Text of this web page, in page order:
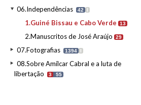
06.Independências 42 I
1.Guiné Bissau e Cabo Verde 13
2.Manuscritos de José Araújo 29
07.Fotografias 1394 I
08.Sobre Amílcar Cabral e a luta de
libertação
3 55